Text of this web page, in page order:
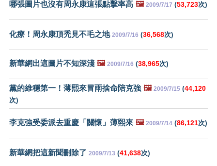
哪張圖片也沒有周永康這張點擊率高 🖼️ 2009/7/17 (53,723次)
化療！周永康頂禿見不毛之地 2009/7/16 (36,568次)
新華網出這圖片不知深淺 🖼️ 2009/7/16 (38,965次)
黨的維穩第一！薄熙來冒雨捨命陪克強 🖼️ 2009/7/15 (44,120
次)
李克強受委派去重慶「關懷」薄熙來 🖼️ 2009/7/14 (86,121次)
新華網把這新聞刪除了 2009/7/13 (41,638次)